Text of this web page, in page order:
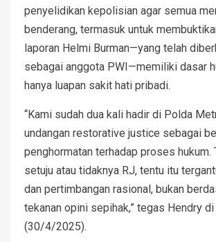
penyelidikan kepolisian agar semua
benderang, termasuk untuk
laporan Helmi Burman—yang telah
sebagai anggota PWI—memiliki dasar
hanya luapan sakit hati pribadi.
“Kami sudah dua kali hadir di Polda
undangan restorative justice sebagai
penghormatan terhadap proses hukum.
setuju atau tidaknya RJ, tentu itu
dan pertimbangan rasional, bukan
tekanan opini sepihak,” tegas Hendry di
(30/4/2025).